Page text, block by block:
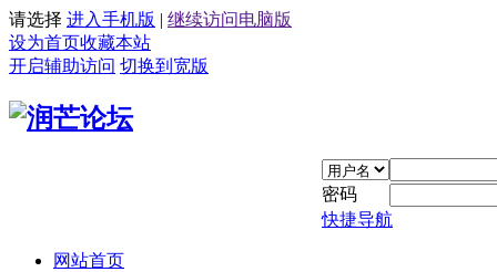
请选择 进入手机版 | 继续访问电脑版
设为首页收藏本站
开启辅助访问 切换到宽版
密码
快捷导航
网站首页